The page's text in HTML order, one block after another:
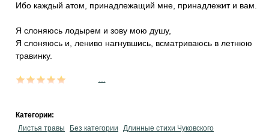
Ибо каждый атом, принадлежащий мне, принадлежит и вам.
Я слоняюсь лодырем и зову мою душу,
Я слоняюсь и, лениво нагнувшись, всматриваюсь в летнюю
травинку.
Категории:
Листья травы
Без категории
Длинные стихи Чуковского